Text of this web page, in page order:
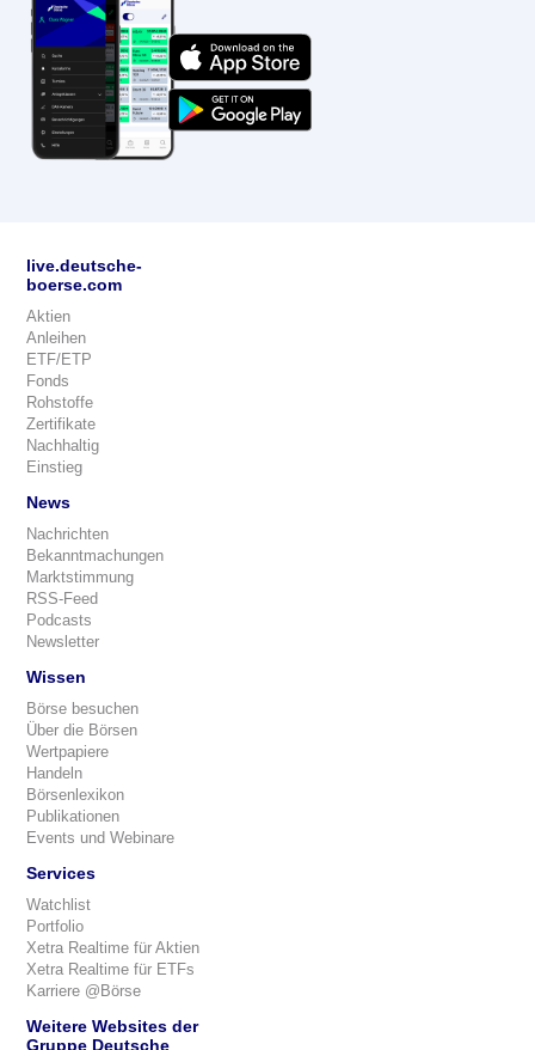
live.deutsche-
boerse.com
Aktien
Anleihen
ETF/ETP
Fonds
Rohstoffe
Zertifikate
Nachhaltig
Einstieg
News
Nachrichten
Bekanntmachungen
Marktstimmung
RSS-Feed
Podcasts
Newsletter
Wissen
Börse besuchen
Über die Börsen
Wertpapiere
Handeln
Börsenlexikon
Publikationen
Events und Webinare
Services
Watchlist
Portfolio
Xetra Realtime für Aktien
Xetra Realtime für ETFs
Karriere @Börse
Weitere Websites der
Gruppe Deutsche